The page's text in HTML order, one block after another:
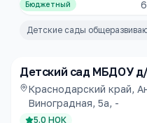
Бюджетный
Детские сады
Детский сад МБДОУ
Краснодарский край,
Виноградная, 5а, -
5.0 НОК